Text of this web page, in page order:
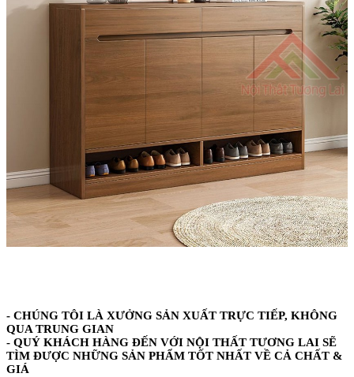
- CHÚNG TÔI LÀ XƯỞNG SẢN XUẤT TRỰC TIẾP, KHÔNG
QUA TRUNG GIAN
- QUÝ KHÁCH HÀNG ĐẾN VỚI NỘI THẤT TƯƠNG LAI SẼ
TÌM ĐƯỢC NHỮNG SẢN PHẨM TỐT NHẤT VỀ CẢ CHẤT &
GIÁ